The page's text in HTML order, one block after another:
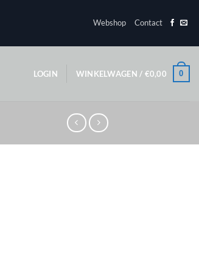
Webshop Contact
LOGIN WINKELWAGEN / €0,00 0